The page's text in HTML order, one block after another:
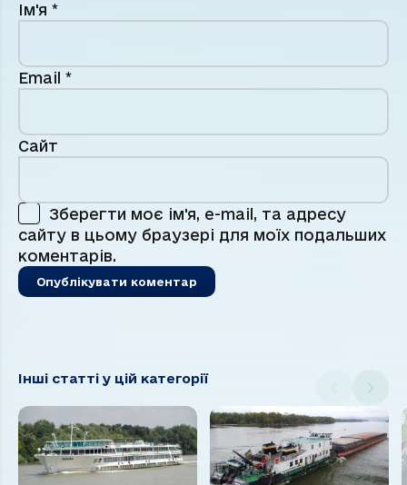
Ім'я *
Email *
Сайт
Зберегти моє ім'я, e-mail, та адресу
сайту в цьому браузері для моїх подальших
коментарів.
Інші статті у цій категорії